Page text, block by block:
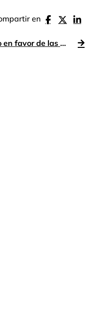
en
Las nuevas medidas de apoyo en favor de las personas con problemas de salud mental